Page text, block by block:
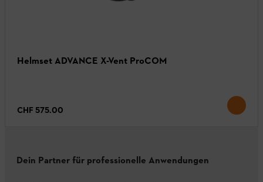
Helmset ADVANCE X-Vent ProCOM
CHF 575.00
Dein Partner für professionelle Anwendungen